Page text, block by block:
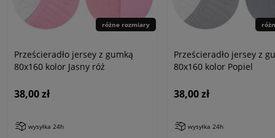
różne rozmiary
Prześcieradło jersey z gumką
80x160 kolor Jasny róż
38,00 zł
wysyłka 24h
Prześcieradło jersey z
80x160 kolor Popiel
38,00 zł
wysyłka 24h